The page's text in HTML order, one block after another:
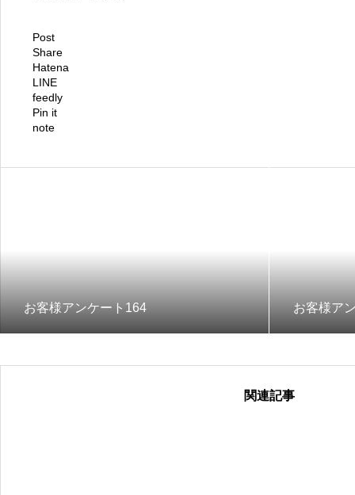
Post
Share
Hatena
LINE
feedly
Pin it
note
お客様アンケート164 お客様ア
関連記事